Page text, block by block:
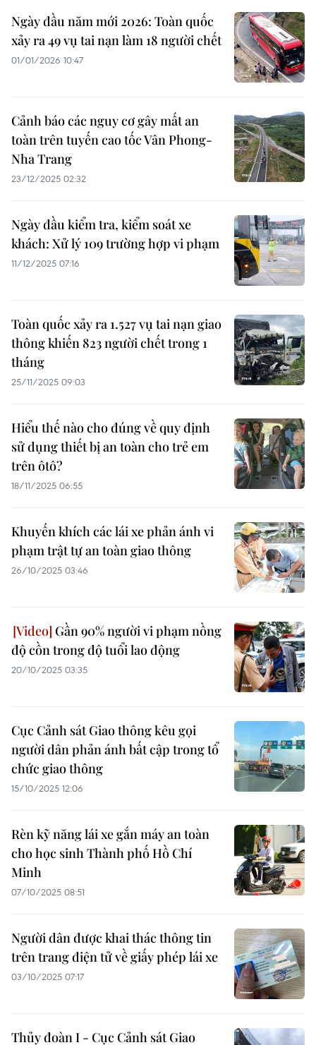
Ngày đầu năm mới 2026: Toàn quốc
xảy ra 49 vụ tai nạn làm 18 người chết
01/01/2026 10:47
Cảnh báo các nguy cơ gây mất an
toàn trên tuyến cao tốc Vân Phong-
Nha Trang
23/12/2025 02:32
Ngày đầu kiểm tra, kiểm soát xe
khách: Xử lý 109 trường hợp vi phạm
11/12/2025 07:16
Toàn quốc xảy ra 1.527 vụ tai nạn giao
thông khiến 823 người chết trong 1
tháng
25/11/2025 09:03
Hiểu thế nào cho đúng về quy định
sử dụng thiết bị an toàn cho trẻ em
trên ôtô?
18/11/2025 06:55
Khuyến khích các lái xe phản ánh vi
phạm trật tự an toàn giao thông
26/10/2025 03:46
Gần 90% người vi phạm nồng
độ cồn trong độ tuổi lao động
20/10/2025 03:35
Cục Cảnh sát Giao thông kêu gọi
người dân phản ánh bất cập trong tổ
chức giao thông
15/10/2025 12:06
Rèn kỹ năng lái xe gắn máy an toàn
cho học sinh Thành phố Hồ Chí
Minh
07/10/2025 08:51
Người dân được khai thác thông tin
trên trang điện tử về giấy phép lái xe
03/10/2025 07:17
Thủy đoàn I - Cục Cảnh sát Giao